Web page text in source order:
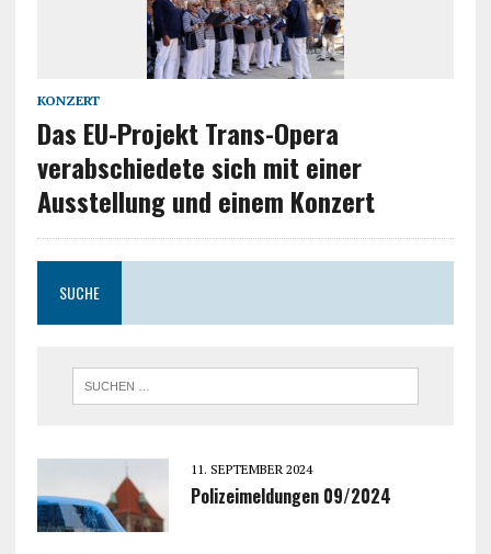
KONZERT
Das EU-Projekt Trans-Opera
verabschiedete sich mit einer
Ausstellung und einem Konzert
SUCHE
11. SEPTEMBER 2024
Polizeimeldungen 09/2024